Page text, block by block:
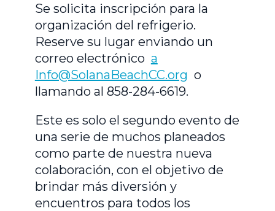
Se solicita inscripción para la
organización del refrigerio.
Reserve su lugar enviando un
correo electrónico a
Info@SolanaBeachCC.org o
llamando al 858-284-6619.
Este es solo el segundo evento de
una serie de muchos planeados
como parte de nuestra nueva
colaboración, con el objetivo de
brindar más diversión y
encuentros para todos los